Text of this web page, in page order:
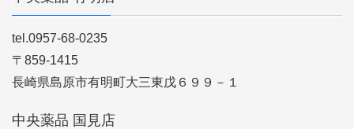
tel.0957-68-0235
〒859-1415
長崎県島原市有明町大三東戊６９９－１
中央薬品 国見店